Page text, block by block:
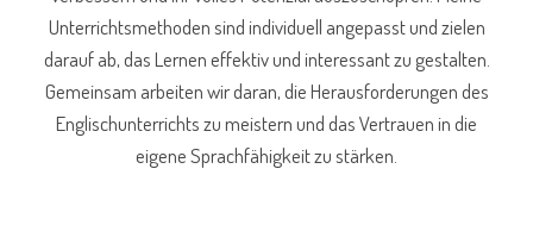
Unterrichtsmethoden sind individuell angepasst und zielen
darauf ab, das Lernen effektiv und interessant zu gestalten.
Gemeinsam arbeiten wir daran, die Herausforderungen des
Englischunterrichts zu meistern und das Vertrauen in die
eigene Sprachfähigkeit zu stärken.